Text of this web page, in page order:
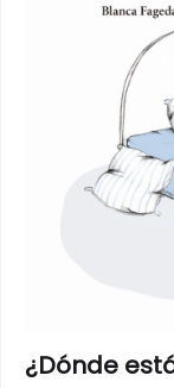
¿Dónde